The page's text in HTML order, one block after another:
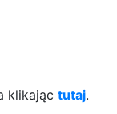
klikając tutaj.